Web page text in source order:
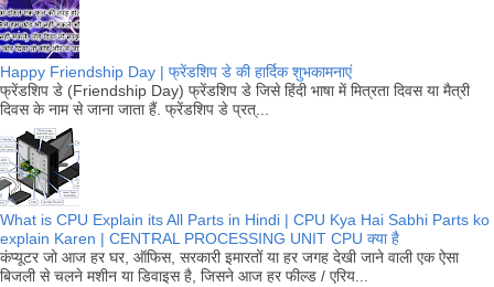
Happy Friendship Day | फ्रेंडशिप डे की हार्दिक शुभकामनाएं
फ्रेंडशिप डे (Friendship Day) फ्रेंडशिप डे जिसे हिंदी भाषा में मित्रता दिवस या मैत्री
दिवस के नाम से जाना जाता हैं. फ्रेंडशिप डे प्रत्...
What is CPU Explain its All Parts in Hindi | CPU Kya Hai Sabhi Parts ko
explain Karen | CENTRAL PROCESSING UNIT CPU क्या है
कंप्यूटर जो आज हर घर, ऑफिस, सरकारी इमारतों या हर जगह देखी जाने वाली एक ऐसा
बिजली से चलने मशीन या डिवाइस है, जिसने आज हर फील्ड / एरिय...